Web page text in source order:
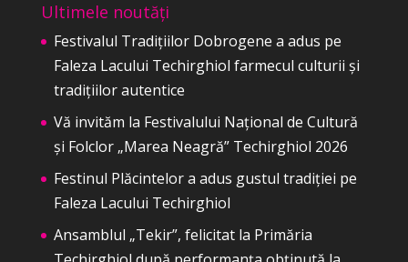
Ultimele noutăți
Festivalul Tradițiilor Dobrogene a adus pe
Faleza Lacului Techirghiol farmecul culturii și
tradițiilor autentice
Vă invităm la Festivalului Național de Cultură
și Folclor „Marea Neagră” Techirghiol 2026
Festinul Plăcintelor a adus gustul tradiției pe
Faleza Lacului Techirghiol
Ansamblul „Tekir”, felicitat la Primăria